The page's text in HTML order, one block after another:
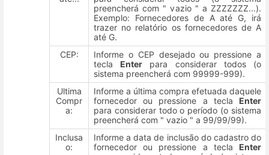
preencherá com " vazio " a ZZZZZZZ...).
Exemplo: Fornecedores de A até G, irá
trazer no relatório os fornecedores de A
até G.
CEP:
Informe o CEP desejado ou pressione a
tecla Enter para considerar todos (o
sistema preencherá com 99999-999).
Ultima
Compr
a:
Informe a última compra efetuada daquele
fornecedor ou pressione a tecla Enter
para considerar todo o período (o sistema
preencherá com " vazio " a 99/99/99).
Inclusa
o:
Informe a data de inclusão do cadastro do
fornecedor ou pressione a tecla Enter